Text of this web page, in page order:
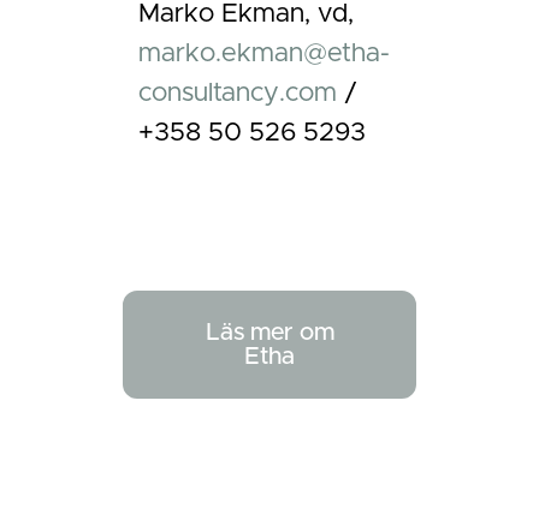
Marko Ekman, vd,
marko.ekman@etha-
consultancy.com /
+358 50 526 5293
Läs mer om
Etha